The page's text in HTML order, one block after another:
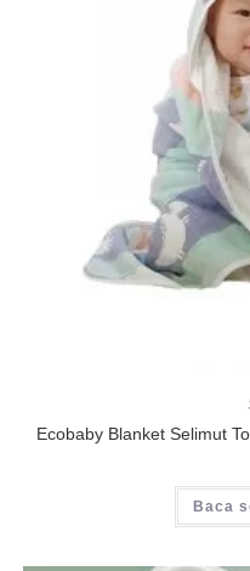
Ecobaby Blanket Selimut
Baca